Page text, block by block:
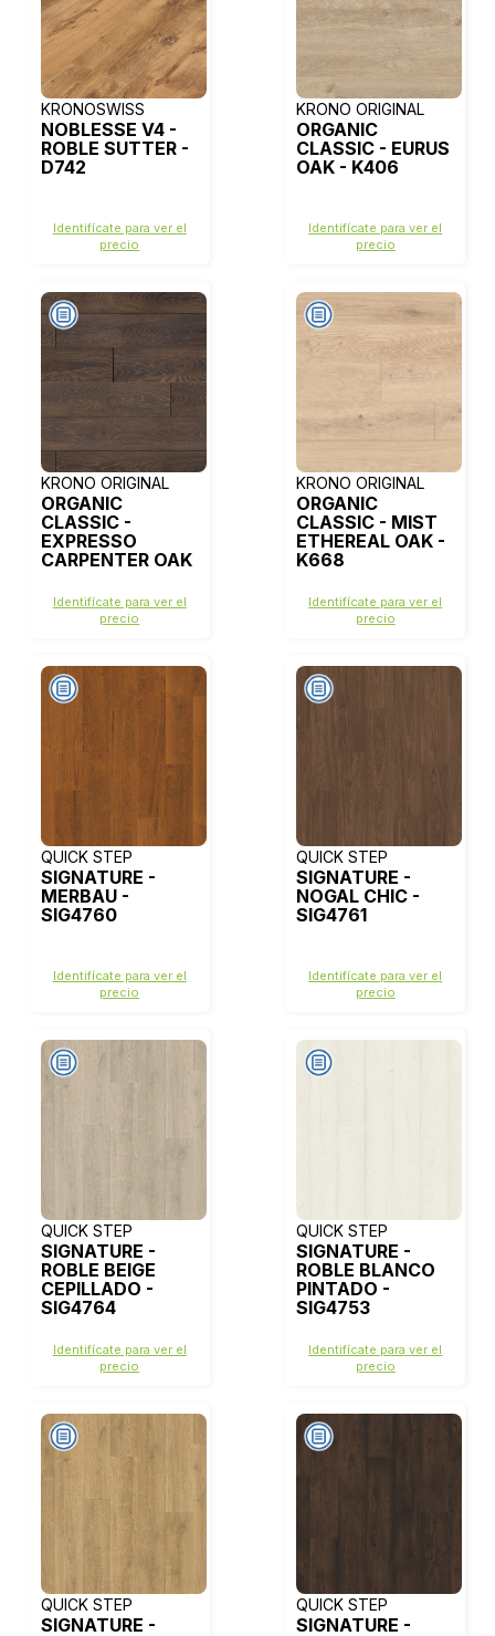
KRONOSWISS
NOBLESSE V4 -
ROBLE SUTTER -
D742
Identifícate para ver el
precio
KRONO ORIGINAL
ORGANIC
CLASSIC - EURUS
OAK - K406
Identifícate para ver el
precio
KRONO ORIGINAL
ORGANIC
CLASSIC -
EXPRESSO
CARPENTER OAK
Identifícate para ver el
precio
KRONO ORIGINAL
ORGANIC
CLASSIC - MIST
ETHEREAL OAK -
K668
Identifícate para ver el
precio
QUICK STEP
SIGNATURE -
MERBAU -
SIG4760
Identifícate para ver el
precio
QUICK STEP
SIGNATURE -
NOGAL CHIC -
SIG4761
Identifícate para ver el
precio
QUICK STEP
SIGNATURE -
ROBLE BEIGE
CEPILLADO -
SIG4764
Identifícate para ver el
precio
QUICK STEP
SIGNATURE -
ROBLE BLANCO
PINTADO -
SIG4753
Identifícate para ver el
precio
QUICK STEP
SIGNATURE -
QUICK STEP
SIGNATURE -